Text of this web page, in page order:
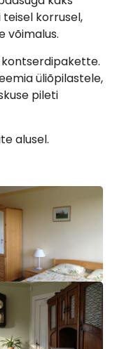
korrusel,
võimalus.
üliõpilastele,
pileti
alusel.